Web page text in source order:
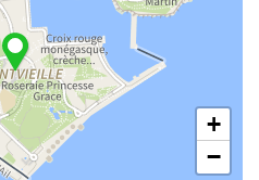
+
−